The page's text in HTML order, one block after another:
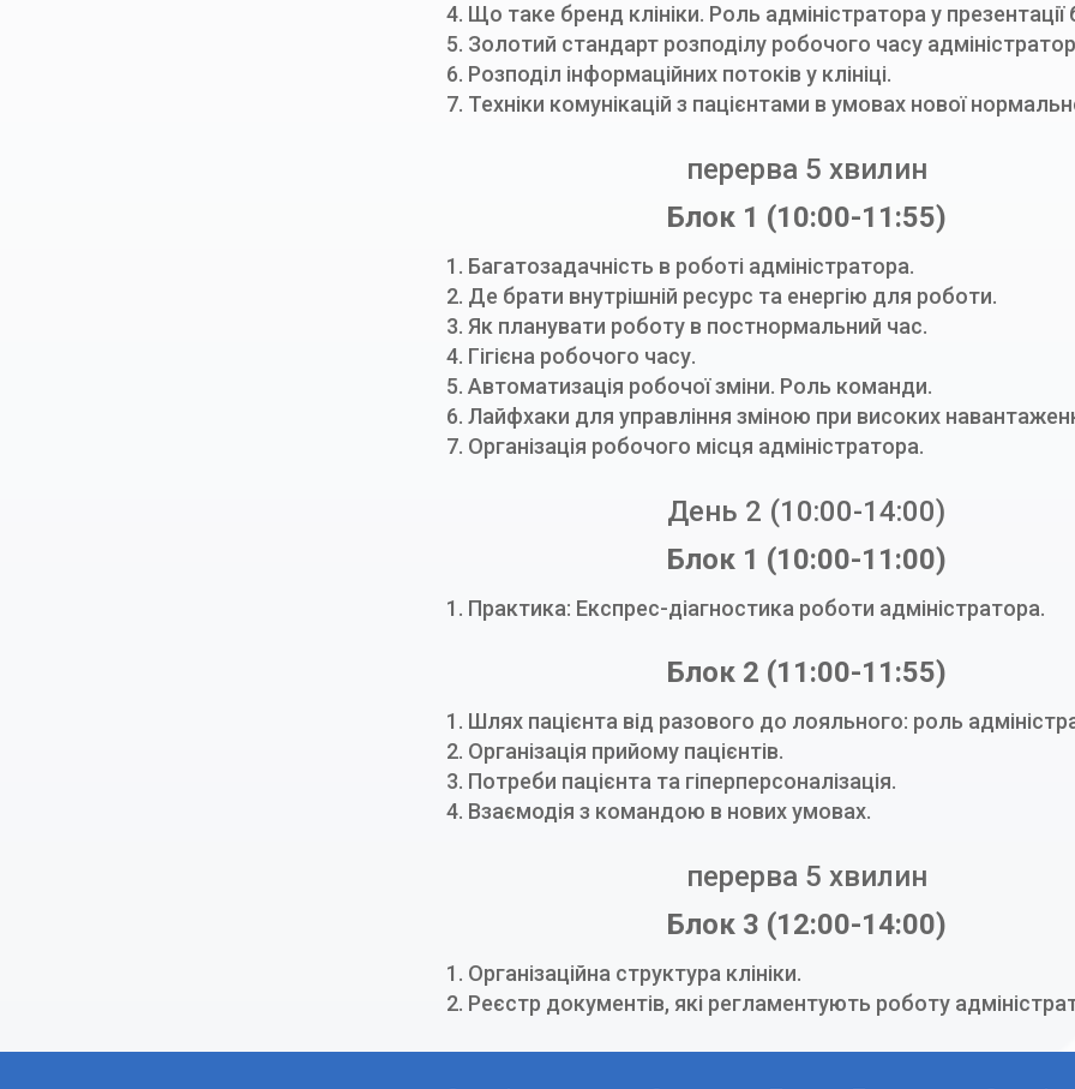
4. Що таке бренд клініки. Роль адміністратора у презентації
5. Золотий стандарт розподілу робочого часу
6. Розподіл інформаційних потоків у клініці.
7. Техніки комунікацій з пацієнтами в умовах нової
перерва 5 хвилин
Блок 1 (10:00-11:55)
1. Багатозадачність в роботі адміністратора.
2. Де брати внутрішній ресурс та енергію для роботи.
3. Як планувати роботу в постнормальний час.
4. Гігієна робочого часу.
5. Автоматизація робочої зміни. Роль команди.
6. Лайфхаки для управління зміною при високих
7. Організація робочого місця адміністратора.
День 2 (10:00-14:00)
Блок 1 (10:00-11:00)
1. Практика: Експрес-діагностика роботи адміністратора.
Блок 2 (11:00-11:55)
1. Шлях пацієнта від разового до лояльного: роль
2. Організація прийому пацієнтів.
3. Потреби пацієнта та гіперперсоналізація.
4. Взаємодія з командою в нових умовах.
перерва 5 хвилин
Блок 3 (12:00-14:00)
1. Організаційна структура клініки.
2. Реєстр документів, які регламентують роботу